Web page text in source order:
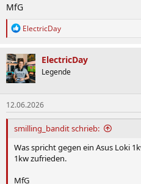
MfG
R
k
t
i
o
n
e
n
:
ElectricDay
ElectricDay
Legende
12.06.2026
smilling_bandit schrieb:
Was spricht gegen ein Asus Loki
1kw zufrieden.
MfG